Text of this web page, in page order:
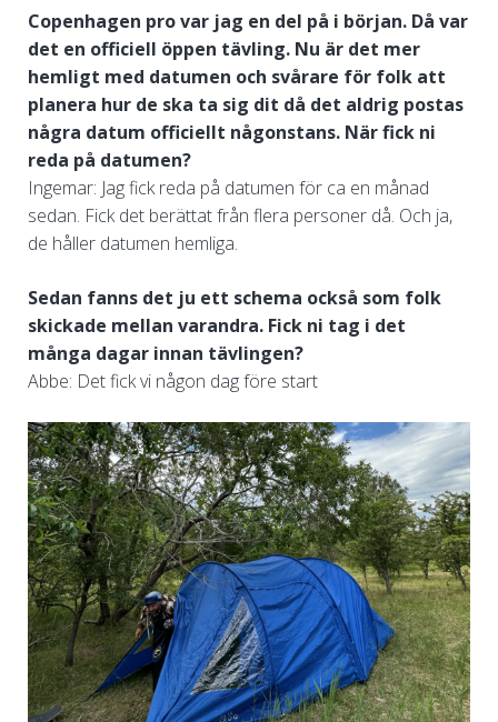
Copenhagen pro var jag en del på i början. Då var
det en officiell öppen tävling. Nu är det mer
hemligt med datumen och svårare för folk att
planera hur de ska ta sig dit då det aldrig postas
några datum officiellt någonstans. När fick ni
reda på datumen?
Ingemar: Jag fick reda på datumen för ca en månad
sedan. Fick det berättat från flera personer då. Och ja,
de håller datumen hemliga.
Sedan fanns det ju ett schema också som folk
skickade mellan varandra. Fick ni tag i det
många dagar innan tävlingen?
Abbe: Det fick vi någon dag före start